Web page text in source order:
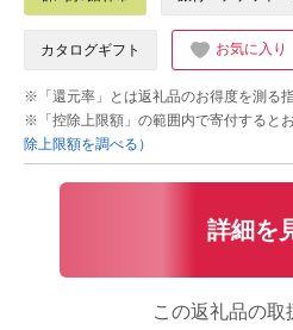
カタログギフト お気に入り
※「還元率」とは返礼品のお得度を測る
※「控除上限額」の範囲内で寄付すると
除上限額を調べる）
詳細を
この返礼品の取